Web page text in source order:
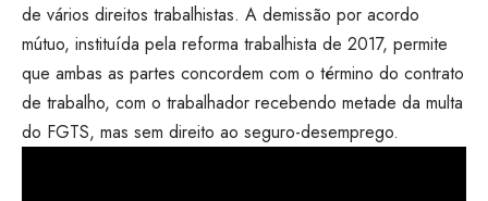
de vários direitos trabalhistas. A demissão por acordo
mútuo, instituída pela reforma trabalhista de 2017, permite
que ambas as partes concordem com o término do contrato
de trabalho, com o trabalhador recebendo metade da multa
do FGTS, mas sem direito ao seguro-desemprego.